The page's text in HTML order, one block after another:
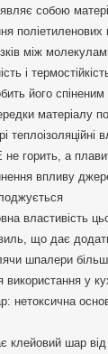
являє собою
між
і
його
матеріалу
теплоізоляційні
горить, а
впливу
властивість
що дає
шпалери
у
нетоксична
клейовий шар